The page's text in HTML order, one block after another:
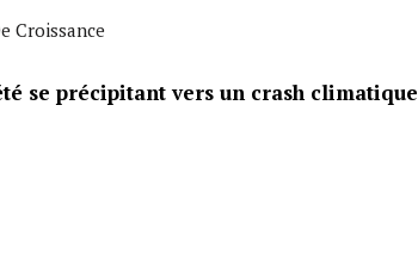
Croissance
se précipitant vers un crash climatique